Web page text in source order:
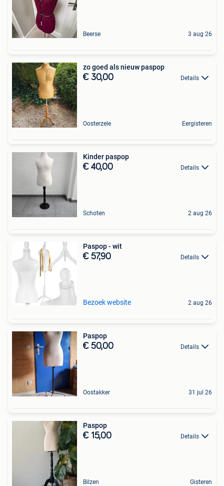
Beerse 3 aug 26
zo goed als nieuw paspop
€ 30,00 Details
Oosterzele Eergisteren
Kinder paspop
€ 40,00 Details
Schoten 2 aug 26
Paspop - wit
€ 57,90 Details
Bezoek website 2 aug 26
Paspop
€ 50,00 Details
Oostakker 31 jul 26
Paspop
€ 15,00 Details
Bilzen Gisteren